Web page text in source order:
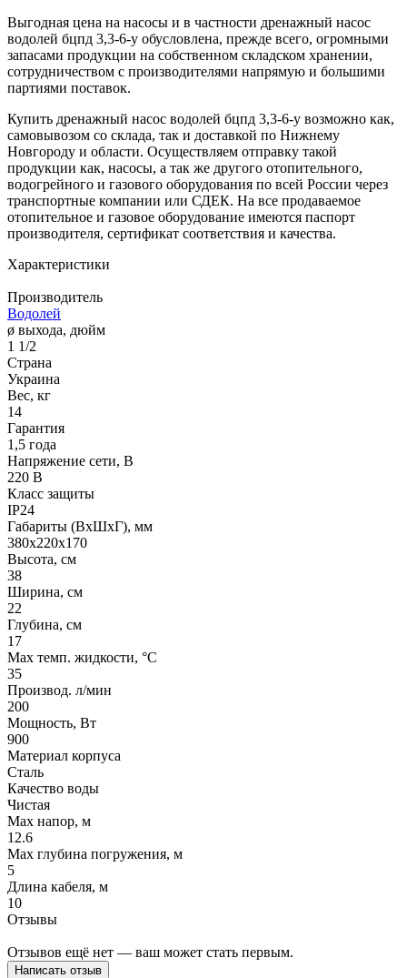
Выгодная цена на насосы и в частности дренажный насос
водолей бцпд 3,3-6-у обусловлена, прежде всего, огромными
запасами продукции на собственном складском хранении,
сотрудничеством с производителями напрямую и большими
партиями поставок.
Купить дренажный насос водолей бцпд 3,3-6-у возможно как,
самовывозом со склада, так и доставкой по Нижнему
Новгороду и области. Осуществляем отправку такой
продукции как, насосы, а так же другого отопительного,
водогрейного и газового оборудования по всей России через
транспортные компании или СДЕК. На все продаваемое
отопительное и газовое оборудование имеются паспорт
производителя, сертификат соответствия и качества.
Характеристики
Производитель
Водолей
ø выхода, дюйм
1 1/2
Страна
Украина
Вес, кг
14
Гарантия
1,5 года
Напряжение сети, В
220 В
Класс защиты
IP24
Габариты (ВхШхГ), мм
380x220x170
Высота, см
38
Ширина, см
22
Глубина, см
17
Max темп. жидкости, °С
35
Производ. л/мин
200
Мощность, Вт
900
Материал корпуса
Сталь
Качество воды
Чистая
Max напор, м
12.6
Max глубина погружения, м
5
Длина кабеля, м
10
Отзывы
Отзывов ещё нет — ваш может стать первым.
Написать отзыв